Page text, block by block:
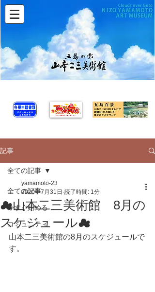
記事
全ての記事
今すぐ始める
コミュニティ
全ての記事
☁山本二三美術館 8月の
スケジュール☁
yamamoto-23
2020年7月31日 読了時間: 1分
山本二三美術館の8月のスケジュールで
す。